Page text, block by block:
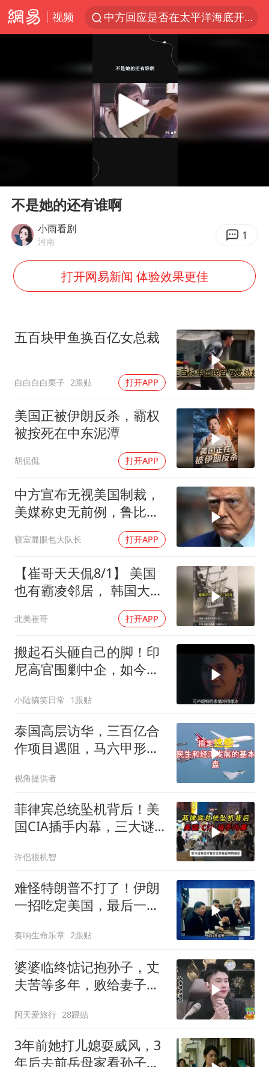
视频
中方回应是否在太平洋海底开采稀土
宇树科技发行价格150.80元/股
吉林一“温度计大楼”读数爆表
台风白海豚影响中国已成定局
我国编制完成新版全月地质图
首次证实！“胶球”存在
80后女柜员逆袭成4200亿银行副行长
感觉全东北都在等7号
东方甄选被判赔偿江小白30万元
奋进开新局 实干挑大梁
Play
不是她的还有谁啊
小雨看剧
河南 1
打开网易新闻 体验效果更佳
五百块甲鱼换百亿女总裁
白白白白栗子 2跟贴 打开APP
美国正被伊朗反杀，霸权
被按死在中东泥潭
胡侃侃 打开APP
中方宣布无视美国制裁，
美媒称史无前例，鲁比
奥：或追加二次制裁
寝室显眼包大队长 打开APP
【崔哥天天侃8/1】 美国
也有霸凌邻居， 韩国大爷
北美崔哥 打开APP
搬起石头砸自己的脚！印
尼高官围剿中企，如今烂
小陆搞笑日常 1跟贴
泰国高层访华，三百亿合
作项目遇阻，马六甲形势
视角提供者
菲律宾总统坠机背后！美
国CIA插手内幕，三大谜
许侶很机智
难怪特朗普不打了！伊朗
一招吃定美国，最后一
奏响生命乐章 2跟贴
婆婆临终惦记抱孙子，丈
夫苦等多年，败给妻子的
阿天爱旅行 28跟贴
3年前她打儿媳耍威风，3
年后去前岳母家看孙子，